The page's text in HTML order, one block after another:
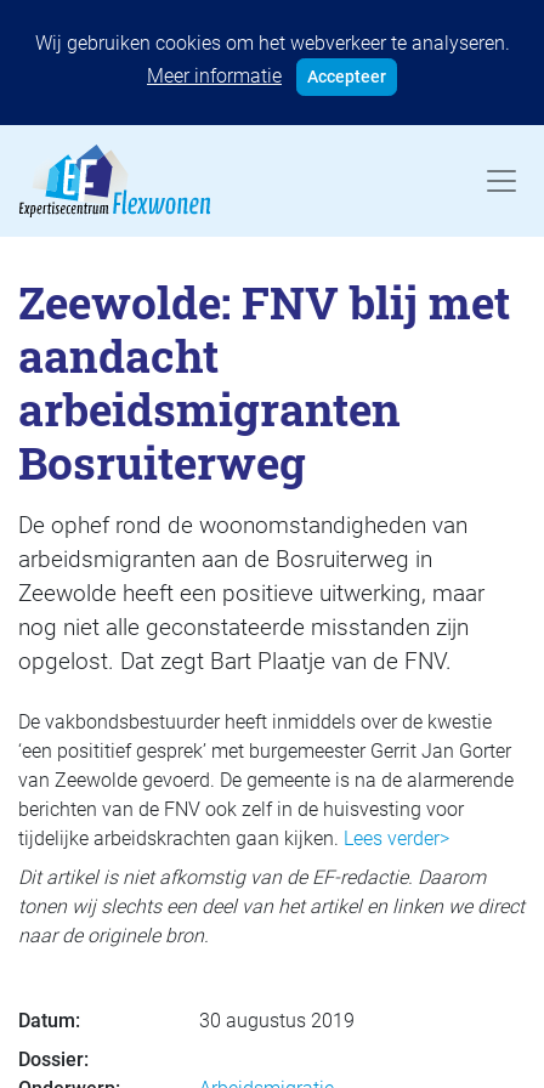
Wij gebruiken cookies om het webverkeer te analyseren.
Meer informatie
Accepteer
Zeewolde: FNV blij met
aandacht
arbeidsmigranten
Bosruiterweg
De ophef rond de woonomstandigheden van
arbeidsmigranten aan de Bosruiterweg in
Zeewolde heeft een positieve uitwerking, maar
nog niet alle geconstateerde misstanden zijn
opgelost. Dat zegt Bart Plaatje van de FNV.
De vakbondsbestuurder heeft inmiddels over de kwestie
‘een posititief gesprek’ met burgemeester Gerrit Jan Gorter
van Zeewolde gevoerd. De gemeente is na de alarmerende
berichten van de FNV ook zelf in de huisvesting voor
tijdelijke arbeidskrachten gaan kijken. Lees verder>
Dit artikel is niet afkomstig van de EF-redactie. Daarom
tonen wij slechts een deel van het artikel en linken we direct
naar de originele bron.
Datum:
30 augustus 2019
Dossier: